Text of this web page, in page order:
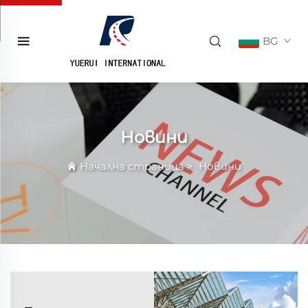
BG
Новини
Начална страница> Новини